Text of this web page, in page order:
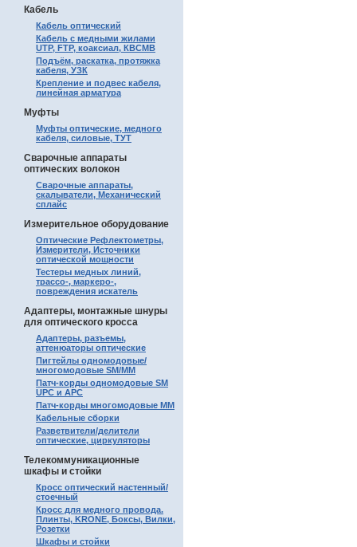
Кабель
Кабель оптический
Кабель с медными жилами
UTP, FTP, коаксиал, КВСМВ
Подъём, раскатка, протяжка
кабеля, УЗК
Крепление и подвес кабеля,
линейная арматура
Муфты
Муфты оптические, медного
кабеля, силовые, ТУТ
Сварочные аппараты
оптических волокон
Сварочные аппараты,
скалыватели, Механический
сплайс
Измерительное оборудование
Оптические Рефлектометры,
Измерители, Источники
оптической мощности
Тестеры медных линий,
трассо-, маркеро-,
повреждения искатель
Адаптеры, монтажные шнуры
для оптического кросса
Адаптеры, разъемы,
аттенюаторы оптические
Пигтейлы одномодовые/
многомодовые SM/MM
Патч-корды одномодовые SM
UPC и APC
Патч-корды многомодовые MM
Кабельные сборки
Разветвители/делители
оптические, циркуляторы
Телекоммуникационные
шкафы и стойки
Кросс оптический настенный/
стоечный
Кросс для медного провода.
Плинты, KRONE, Боксы, Вилки,
Розетки
Шкафы и стойки